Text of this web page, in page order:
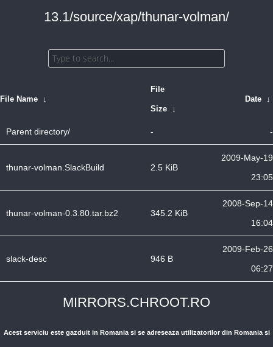
13.1/source/xap/thunar-volman/
File Name ↓
File
Size ↓
Date ↓
Parent directory/ - -
thunar-volman.SlackBuild 2.5 KiB
2009-May-19
23:05
thunar-volman-0.3.80.tar.bz2 345.2 KiB
2008-Sep-14
16:04
slack-desc 946 B
2009-Feb-26
06:27
MIRRORS.CHROOT.RO
Acest serviciu este gazduit in Romania si se adreseaza utilizatorilor din Romania si